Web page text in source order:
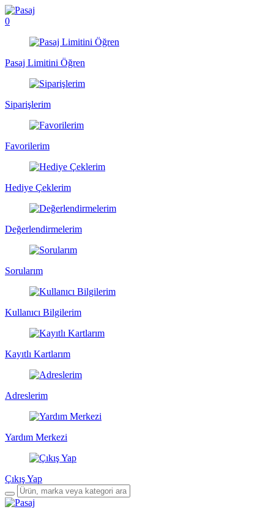
0
Pasaj Limitini Öğren
Siparişlerim
Favorilerim
Hediye Çeklerim
Değerlendirmelerim
Sorularım
Kullanıcı Bilgilerim
Kayıtlı Kartlarım
Adreslerim
Yardım Merkezi
Çıkış Yap